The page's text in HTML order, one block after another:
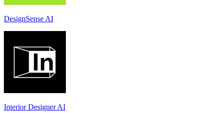
DesignSense AI
Interior Designer AI